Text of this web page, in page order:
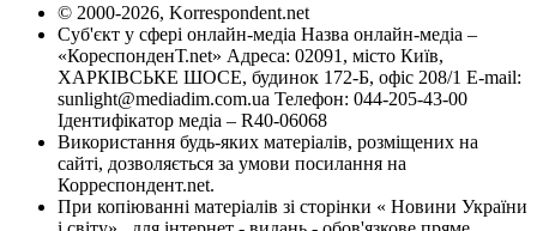
© 2000-2026, Korrespondent.net
Суб'єкт у сфері онлайн-медіа Назва онлайн-медіа –
«КореспонденТ.net» Адреса: 02091, місто Київ,
ХАРКІВСЬКЕ ШОСЕ, будинок 172-Б, офіс 208/1 E-mail:
sunlight@mediadim.com.ua Телефон: 044-205-43-00
Ідентифікатор медіа – R40-06068
Використання будь-яких матеріалів, розміщених на
сайті, дозволяється за умови посилання на
Корреспондент.net.
При копіюванні матеріалів зі сторінки « Новини України